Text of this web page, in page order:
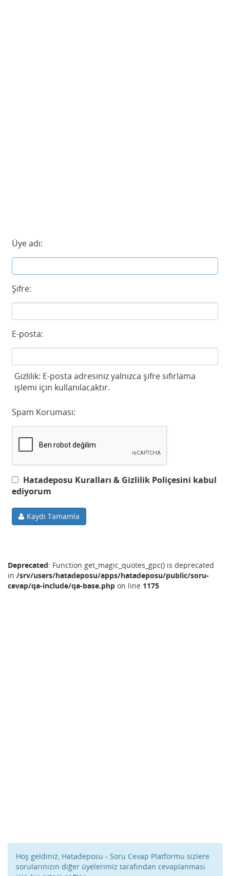
Üye adı:
Şifre:
E-posta:
Gizlilik: E-posta adresiniz yalnızca şifre sıfırlama
işlemi için kullanılacaktır.
Spam Koruması:
Hatadeposu Kuralları & Gizlilik Poliçesini kabul
ediyorum
Kaydı Tamamla
Deprecated: Function get_magic_quotes_gpc() is deprecated
in /srv/users/hatadeposu/apps/hatadeposu/public/soru-
cevap/qa-include/qa-base.php on line 1175
Hoş geldiniz, Hatadeposu - Soru Cevap Platformu sizlere
sorularınızın diğer üyelerimiz tarafından cevaplanması